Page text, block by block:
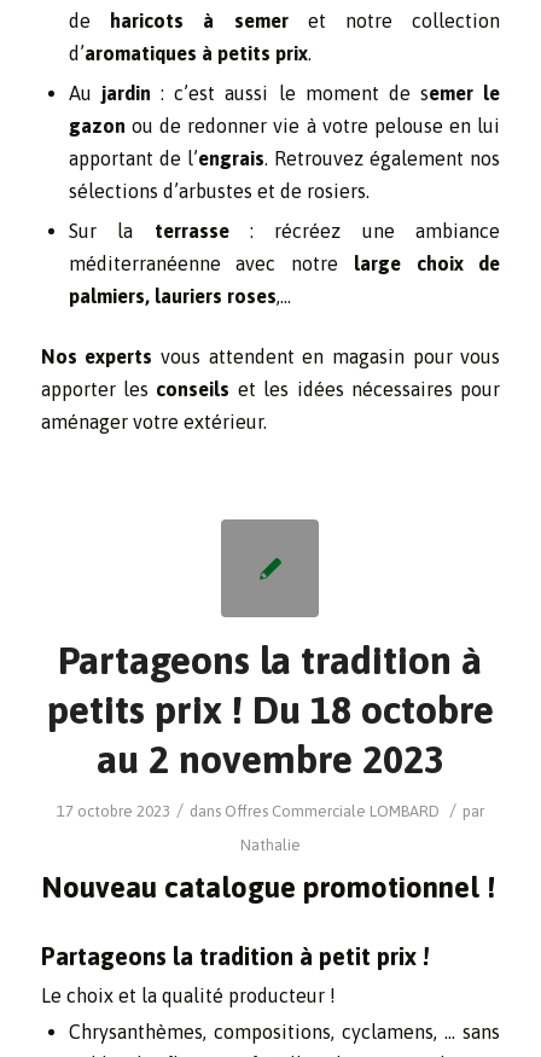
de haricots à semeret notre collection
d’aromatiques à petits prix.
Au jardin : c’est aussi le moment de semer le
gazon ou de redonner vie à votre pelouse en lui
apportant de l’engrais. Retrouvez également nos
sélections d’arbustes et de rosiers.
Sur la terrasse: récréez une ambiance
méditerranéenne avec notre large choix de
palmiers, lauriers roses,…
Nos experts vous attendent en magasin pour vous
apporter les conseils et les idées nécessaires pour
aménager votre extérieur.
Partageons la tradition à
petits prix ! Du 18 octobre
au 2 novembre 2023
17 octobre 2023 / dans Offres Commerciale LOMBARD / par
Nathalie
Nouveau catalogue promotionnel !
Partageons la tradition à petit prix !
Le choix et la qualité producteur !
Chrysanthèmes, compositions, cyclamens, … sans